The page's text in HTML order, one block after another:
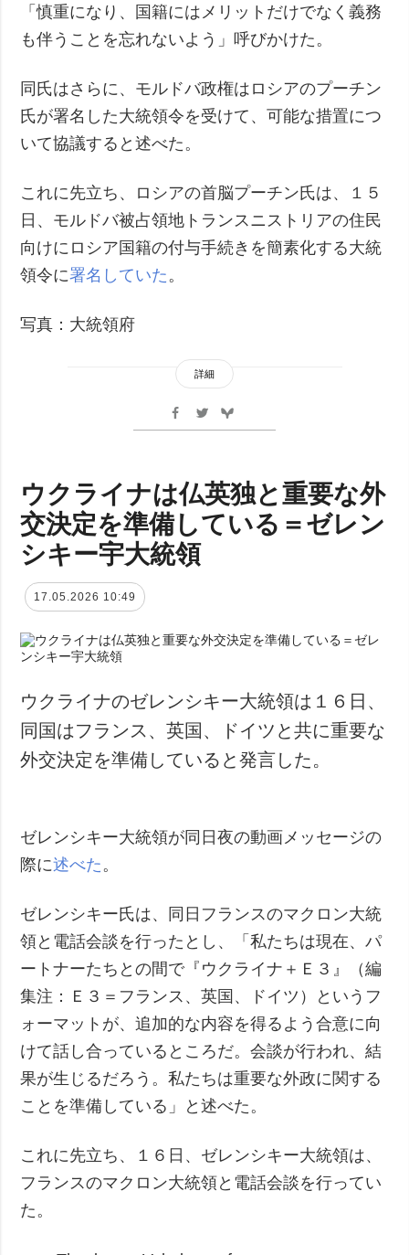
「慎重になり、国籍にはメリットだけでなく義務
も伴うことを忘れないよう」呼びかけた。
同氏はさらに、モルドバ政権はロシアのプーチン
氏が署名した大統領令を受けて、可能な措置につ
いて協議すると述べた。
これに先立ち、ロシアの首脳プーチン氏は、１５
日、モルドバ被占領地トランスニストリアの住民
向けにロシア国籍の付与手続きを簡素化する大統
領令に署名していた 。
写真：大統領府
詳細
ウクライナは仏英独と重要な外
交決定を準備している＝ゼレン
シキー宇大統領
17.05.2026 10:49
ウクライナのゼレンシキー大統領は１６日、
同国はフランス、英国、ドイツと共に重要な
外交決定を準備していると発言した。
ゼレンシキー大統領が同日夜の動画メッセージの
際に述べた 。
ゼレンシキー氏は、同日フランスのマクロン大統
領と電話会談を行ったとし、「私たちは現在、パ
ートナーたちとの間で『ウクライナ＋Ｅ３』（編
集注：Ｅ３＝フランス、英国、ドイツ）というフ
ォーマットが、追加的な内容を得るよう合意に向
けて話し合っているところだ。会談が行われ、結
果が生じるだろう。私たちは重要な外政に関する
ことを準備している」と述べた。
これに先立ち、１６日、ゼレンシキー大統領は、
フランスのマクロン大統領と電話会談を行ってい
た。